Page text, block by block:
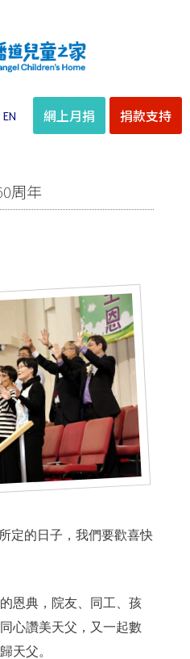
EN 網上月捐 捐款支持
周年
定的日子，我們要歡喜快
恩典，院友、同工、孩
心讚美天父，又一起數
天父。